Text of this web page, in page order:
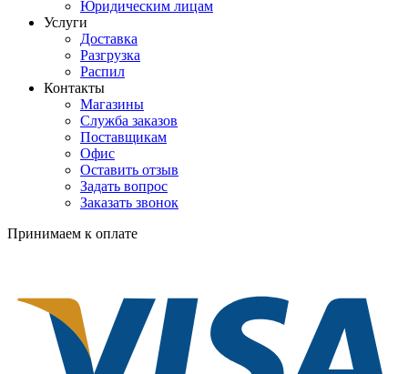
Юридическим лицам
Услуги
Доставка
Разгрузка
Распил
Контакты
Магазины
Служба заказов
Поставщикам
Офис
Оставить отзыв
Задать вопрос
Заказать звонок
Принимаем к оплате